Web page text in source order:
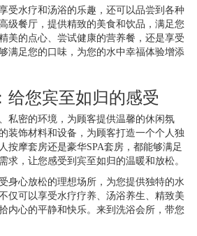
受水疗和汤浴的乐趣，还可以品尝到各种
级餐厅，提供精致的美食和饮品，满足您
美的点心、尝试健康的营养餐，还是享受
满足您的口味，为您的水中幸福体验增添
给您宾至如归的感受
私密的环境，为顾客提供温馨的休闲氛
装饰材料和设备，为顾客打造一个个人独
按摩套房还是豪华SPA套房，都能够满足
求，让您感受到宾至如归的温暖和放松。
身心放松的理想场所，为您提供独特的水
仅可以享受水疗疗养、汤浴养生、精致美
内心的平静和快乐。来到洗浴会所，带您